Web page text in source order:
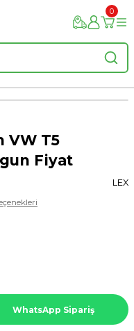
0
VW T5
Fiyat
LEX
WhatsApp Sipariş